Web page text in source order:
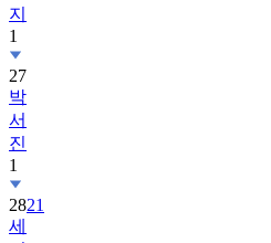
지
1
27
박
서
진
1
2821
세